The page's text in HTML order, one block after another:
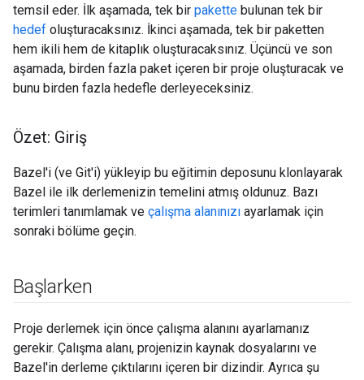
temsil eder. İlk aşamada, tek bir pakette bulunan tek bir
hedef oluşturacaksınız. İkinci aşamada, tek bir paketten
hem ikili hem de kitaplık oluşturacaksınız. Üçüncü ve son
aşamada, birden fazla paket içeren bir proje oluşturacak ve
bunu birden fazla hedefle derleyeceksiniz.
Özet: Giriş
Bazel'i (ve Git'i) yükleyip bu eğitimin deposunu klonlayarak
Bazel ile ilk derlemenizin temelini atmış oldunuz. Bazı
terimleri tanımlamak ve çalışma alanınızı ayarlamak için
sonraki bölüme geçin.
Başlarken
Proje derlemek için önce çalışma alanını ayarlamanız
gerekir. Çalışma alanı, projenizin kaynak dosyalarını ve
Bazel'in derleme çıktılarını içeren bir dizindir. Ayrıca şu